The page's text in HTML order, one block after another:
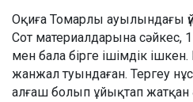
Оқиға Томарлы ауылындағы
Сот материалдарына сәйкес,
мен бала бірге ішімдік
жанжал туындаған. Тергеу
алғаш болып ұйықтап жатқан